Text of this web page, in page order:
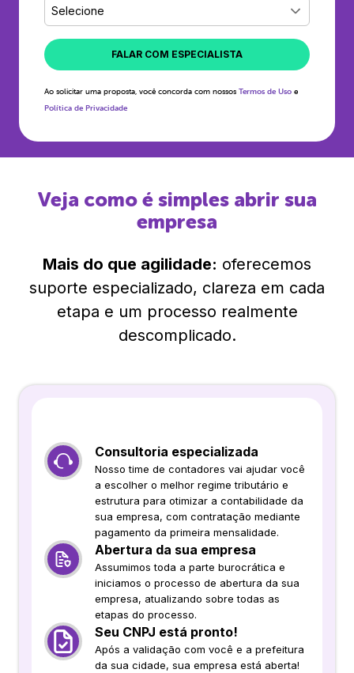
Selecione
FALAR COM ESPECIALISTA
Ao solicitar uma proposta, você concorda com nossos Termos de Uso e
Política de Privacidade
Veja como é simples abrir sua
empresa
Mais do que agilidade: oferecemos
suporte especializado, clareza em cada
etapa e um processo realmente
descomplicado.
Consultoria especializada
Nosso time de contadores vai ajudar você
a escolher o melhor regime tributário e
estrutura para otimizar a contabilidade da
sua empresa, com contratação mediante
pagamento da primeira mensalidade.
Abertura da sua empresa
Assumimos toda a parte burocrática e
iniciamos o processo de abertura da sua
empresa, atualizando sobre todas as
etapas do processo.
Seu CNPJ está pronto!
Após a validação com você e a prefeitura
da sua cidade, sua empresa está aberta!